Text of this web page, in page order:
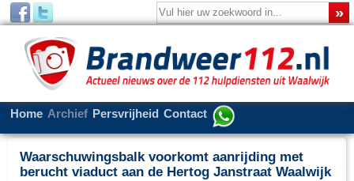
Home Archief Persvrijheid Contact
Waarschuwingsbalk voorkomt aanrijding met
berucht viaduct aan de Hertog Janstraat Waalwijk